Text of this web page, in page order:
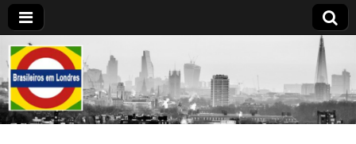
Brasileiros em
Londres